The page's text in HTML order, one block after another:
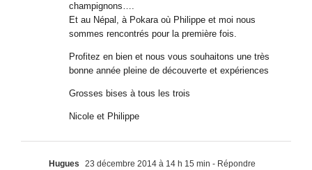
champignons….
Et au Népal, à Pokara où Philippe et moi nous
sommes rencontrés pour la première fois.
Profitez en bien et nous vous souhaitons une très
bonne année pleine de découverte et expériences
Grosses bises à tous les trois
Nicole et Philippe
Hugues 23 décembre 2014 à 14 h 15 min - Répondre